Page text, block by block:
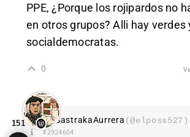
PPE, ¿Porque los rojipardos no
en otros grupos? Alli hay verdes
socialdemocratas.
0
SastrakaAurrera (@elposs527)
#2924604
151